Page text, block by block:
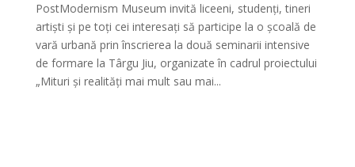
PostModernism Museum invită liceeni, studenți, tineri
artiști și pe toți cei interesați să participe la o școală de
vară urbană prin înscrierea la două seminarii intensive
de formare la Târgu Jiu, organizate în cadrul proiectului
„Mituri și realități mai mult sau mai...